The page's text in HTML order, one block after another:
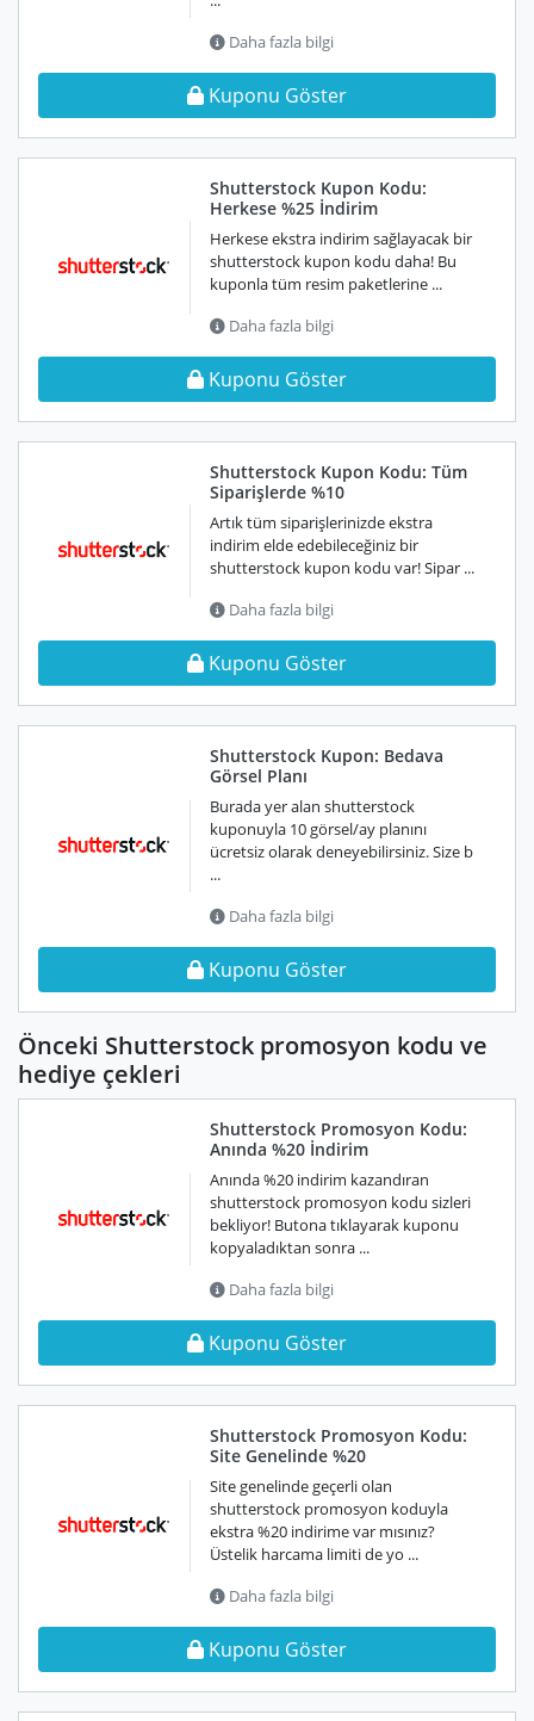
Daha fazla bilgi
Kuponu Göster
Shutterstock Kupon Kodu:
Herkese %25 İndirim
Herkese ekstra indirim sağlayacak bir
shutterstock kupon kodu daha! Bu
kuponla tüm resim paketlerine ...
Daha fazla bilgi
Kuponu Göster
Shutterstock Kupon Kodu: Tüm
Siparişlerde %10
Artık tüm siparişlerinizde ekstra
indirim elde edebileceğiniz bir
shutterstock kupon kodu var! Sipar ...
Daha fazla bilgi
Kuponu Göster
Shutterstock Kupon: Bedava
Görsel Planı
Burada yer alan shutterstock
kuponuyla 10 görsel/ay planını
ücretsiz olarak deneyebilirsiniz. Size b
...
Daha fazla bilgi
Kuponu Göster
Önceki Shutterstock promosyon kodu ve
hediye çekleri
Shutterstock Promosyon Kodu:
Anında %20 İndirim
Anında %20 indirim kazandıran
shutterstock promosyon kodu sizleri
bekliyor! Butona tıklayarak kuponu
kopyaladıktan sonra ...
Daha fazla bilgi
Kuponu Göster
Shutterstock Promosyon Kodu:
Site Genelinde %20
Site genelinde geçerli olan
shutterstock promosyon koduyla
ekstra %20 indirime var mısınız?
Üstelik harcama limiti de yo ...
Daha fazla bilgi
Kuponu Göster